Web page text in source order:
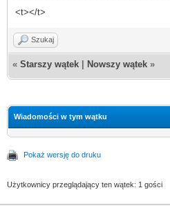
<t></t>
Szukaj
« Starszy wątek Nowszy wątek »
Wiadomości w tym wątku
Pokaż wersję do druku
Użytkownicy przeglądający ten wątek: 1 gości